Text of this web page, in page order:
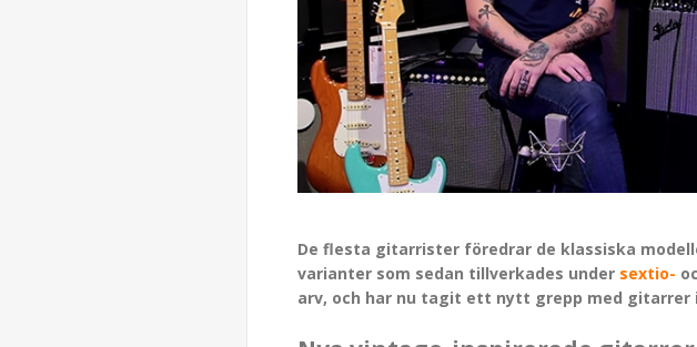
De flesta gitarrister föredrar de klassiska
varianter som sedan tillverkades under sextio-
arv, och har nu tagit ett nytt grepp med